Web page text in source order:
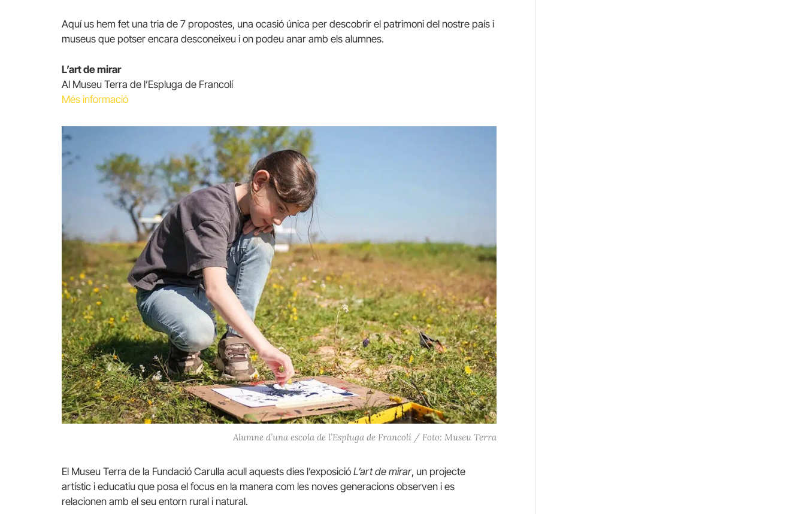
Aquí us hem fet una tria de 7 propostes, una ocasió única per descobrir el patrimoni del nostre país i
museus que potser encara desconeixeu i on podeu anar amb els alumnes.
L’art de mirar
Al Museu Terra de l’Espluga de Francolí
Més informació
Alumne d’una escola de l’Espluga de Francolí / Foto: Museu Terra
El Museu Terra de la Fundació Carulla acull aquests dies l’exposició L’art de mirar, un projecte
artístic i educatiu que posa el focus en la manera com les noves generacions observen i es
relacionen amb el seu entorn rural i natural.